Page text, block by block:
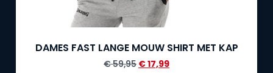
DAMES FAST LANGE MOUW SHIRT MET KAP
€59,95 €17,99